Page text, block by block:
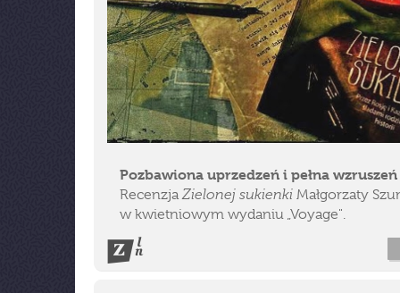
Pozbawiona uprzedzeń i pełna wzruszeń
RecenzjaZielonej sukienki Małgorzaty
w kwietniowym wydaniu „Voyage".